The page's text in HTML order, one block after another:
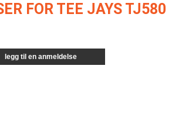
FOR TEE JAYS TJ580
legg til en anmeldelse